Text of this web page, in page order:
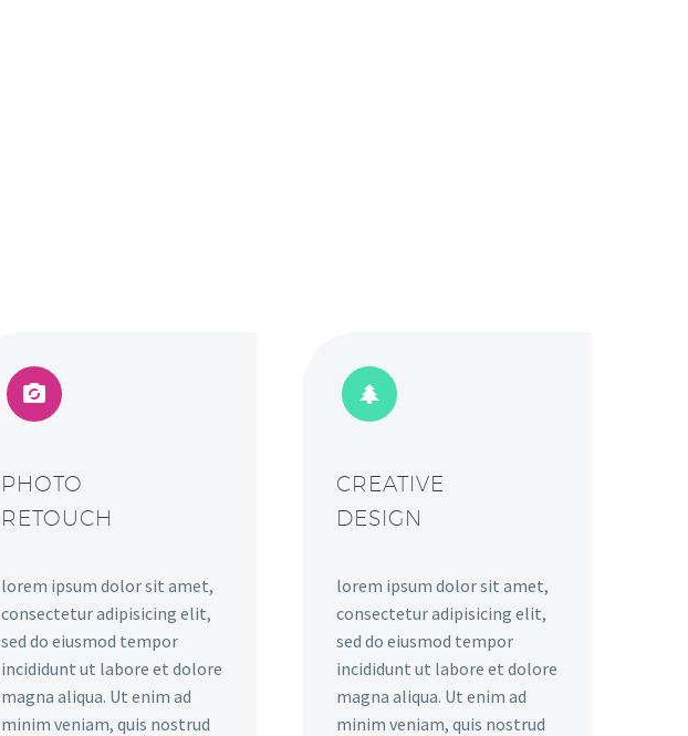


PHOTO
RETOUCH
lorem ipsum dolor sit amet,
consectetur adipisicing elit,
sed do eiusmod tempor
incididunt ut labore et dolore
magna aliqua. Ut enim ad
minim veniam, quis nostrud


CREATIVE
DESIGN
lorem ipsum dolor sit amet,
consectetur adipisicing elit,
sed do eiusmod tempor
incididunt ut labore et dolore
magna aliqua. Ut enim ad
minim veniam, quis nostrud